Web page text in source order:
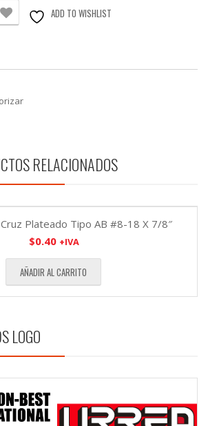
ADD TO WISHLIST
RELACIONADOS
Cruz Plateado Tipo AB #8-18 X 7/8″
$0.40 +IVA
AÑADIR AL CARRITO
LOGO